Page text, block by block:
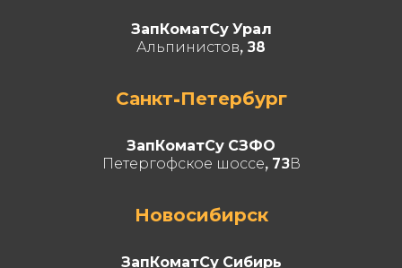
ЗапКоматСу Урал
Альпинистов, 38
Санкт-Петербург
ЗапКоматСу СЗФО
Петергофское шоссе, 73В
Новосибирск
ЗапКоматСу Сибирь